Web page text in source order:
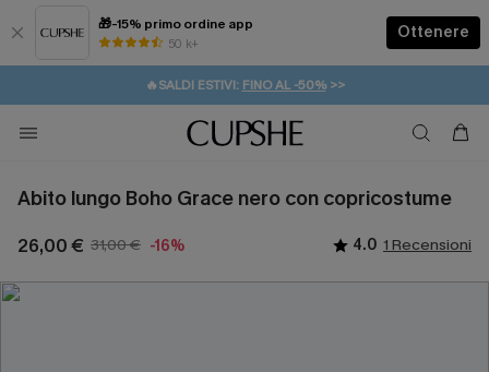
🎁-15% primo ordine app
50 k+
Ottenere
⚡️-15% SUGLI ESSENZIALI DA VACANZA | ACQUISTA
🔥SALDI ESTIVI: FINO AL -50%>>
🚚SPEDIZIONE GRATUITA DA 49€
💌REGALO PER I NUOVI: 20% DI SCONTO*
Abito lungo Boho Grace nero con copricostume
26,00 € 31,00 € -16% 4.0 1 Recensioni